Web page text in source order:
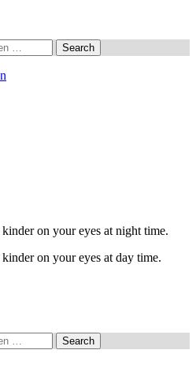
Search
on your eyes at night time.
on your eyes at day time.
Search